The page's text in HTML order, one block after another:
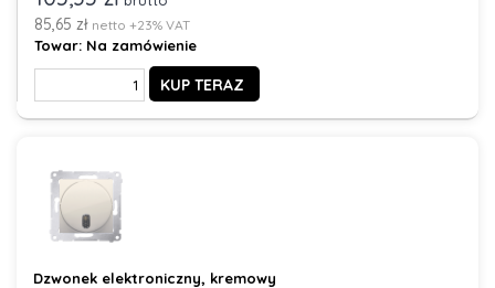
85,65 zł netto +23% VAT
Towar: Na zamówienie
KUP TERAZ
Dzwonek elektroniczny, kremowy